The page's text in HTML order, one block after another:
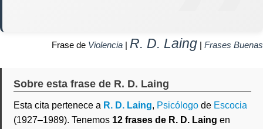
Frase de Violencia | R. D. Laing | Frases Buenas
Sobre esta frase de R. D. Laing
Esta cita pertenece a R. D. Laing, Psicólogo de Escocia
(1927–1989). Tenemos 12 frases de R. D. Laing en